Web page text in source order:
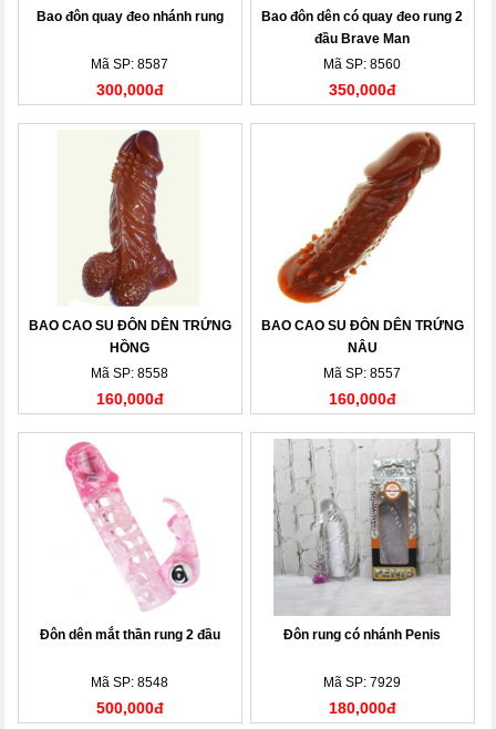
Bao đôn quay đeo nhánh rung
Mã SP: 8587
300,000đ
Bao đôn dên có quay đeo rung 2
đầu Brave Man
Mã SP: 8560
350,000đ
BAO CAO SU ĐÔN DÊN TRỨNG
HỒNG
Mã SP: 8558
160,000đ
BAO CAO SU ĐÔN DÊN TRỨNG
NÂU
Mã SP: 8557
160,000đ
Đôn dên mắt thần rung 2 đầu
Mã SP: 8548
500,000đ
Đôn rung có nhánh Penis
Mã SP: 7929
180,000đ